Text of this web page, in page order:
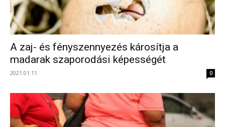
A zaj- és fényszennyezés károsítja a
madarak szaporodási képességét
2021.01.11. 0